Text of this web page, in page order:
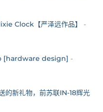
Clock【严泽远作品】
-
[hardware design] -
新礼物，前苏联IN-18辉光